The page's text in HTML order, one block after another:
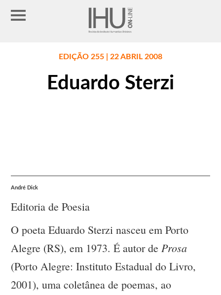
EDIÇÃO 255 | 22 ABRIL 2008
Eduardo Sterzi
André Dick
Editoria de Poesia
O poeta Eduardo Sterzi nasceu em Porto
Alegre (RS), em 1973. É autor deProsa
(Porto Alegre: Instituto Estadual do Livro,
2001), uma coletânea de poemas, ao